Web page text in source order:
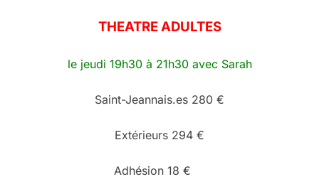
THEATRE ADULTES
le jeudi 19h30 à 21h30 avec Sarah
Saint-Jeannais.es 280 €
Extérieurs 294 €
Adhésion 18 €